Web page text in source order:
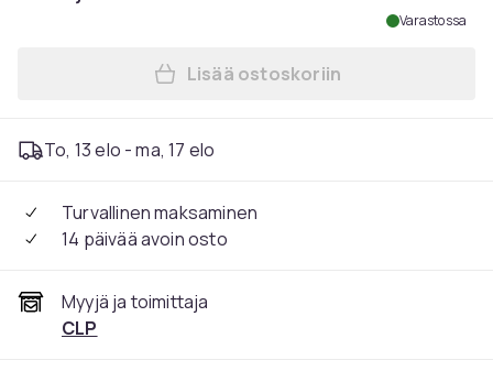
Varastossa
Lisää Ergonominen
Lisää ostoskoriin
To, 13 elo - ma, 17 elo
Turvallinen maksaminen
14 päivää avoin osto
Myyjä ja toimittaja
CLP